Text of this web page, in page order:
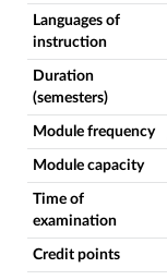
Languages of
instruction
Duration
(semesters)
Module frequency
Module capacity
Time of
examination
Credit points